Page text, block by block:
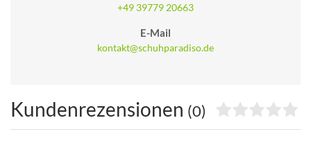
+49 39779 20663
E-Mail
kontakt@schuhparadiso.de
Kundenrezensionen (0)